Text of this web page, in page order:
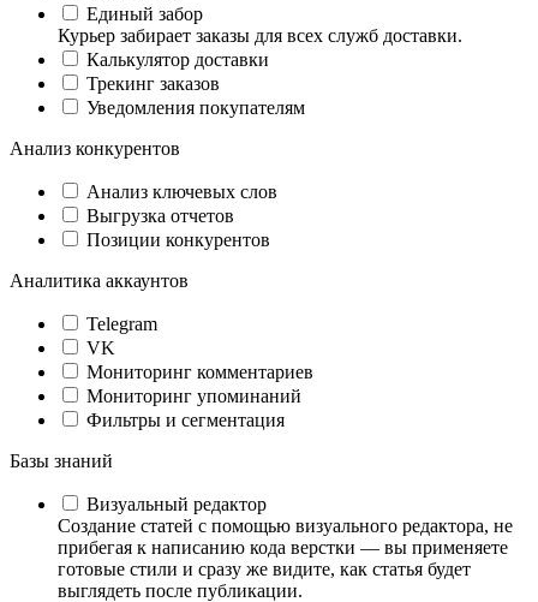
Единый забор
Курьер забирает заказы для всех служб доставки.
Калькулятор доставки
Трекинг заказов
Уведомления покупателям
Анализ конкурентов
Анализ ключевых слов
Выгрузка отчетов
Позиции конкурентов
Аналитика аккаунтов
Telegram
VK
Мониторинг комментариев
Мониторинг упоминаний
Фильтры и сегментация
Базы знаний
Визуальный редактор
Создание статей с помощью визуального редактора, не
прибегая к написанию кода верстки — вы применяете
готовые стили и сразу же видите, как статья будет
выглядеть после публикации.